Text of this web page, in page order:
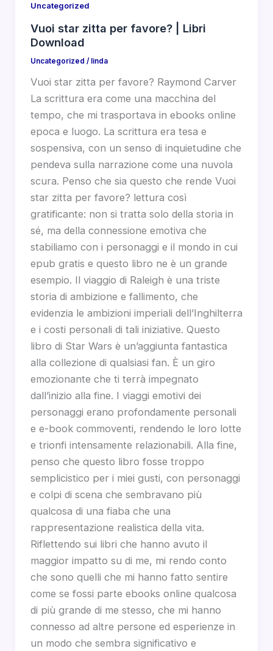
Uncategorized
Vuoi star zitta per favore? | Libri
Download
Uncategorized / linda
Vuoi star zitta per favore? Raymond Carver
La scrittura era come una macchina del
tempo, che mi trasportava in ebooks online
epoca e luogo. La scrittura era tesa e
sospensiva, con un senso di inquietudine che
pendeva sulla narrazione come una nuvola
scura. Penso che sia questo che rende Vuoi
star zitta per favore? lettura così
gratificante: non si tratta solo della storia in
sé, ma della connessione emotiva che
stabiliamo con i personaggi e il mondo in cui
epub gratis e questo libro ne è un grande
esempio. Il viaggio di Raleigh è una triste
storia di ambizione e fallimento, che
evidenzia le ambizioni imperiali dell’Inghilterra
e i costi personali di tali iniziative. Questo
libro di Star Wars è un’aggiunta fantastica
alla collezione di qualsiasi fan. È un giro
emozionante che ti terrà impegnato
dall’inizio alla fine. I viaggi emotivi dei
personaggi erano profondamente personali
e e-book commoventi, rendendo le loro lotte
e trionfi intensamente relazionabili. Alla fine,
penso che questo libro fosse troppo
semplicistico per i miei gusti, con personaggi
e colpi di scena che sembravano più
qualcosa di una fiaba che una
rappresentazione realistica della vita.
Riflettendo sui libri che hanno avuto il
maggior impatto su di me, mi rendo conto
che sono quelli che mi hanno fatto sentire
come se fossi parte ebooks online qualcosa
di più grande di me stesso, che mi hanno
connesso ad altre persone ed esperienze in
un modo che sembra significativo e